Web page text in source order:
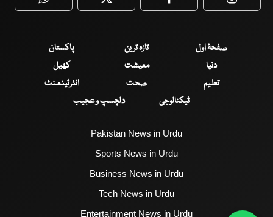
WhatsApp Twitter Facebook
صفحۂ اول تازہ ترین
پاکستان
دنیا
معیشت
کھیل
تعلیم
صحت
انٹرٹینمنٹ
ٹیکنالوجی
دلچسپ و عجیب
Pakistan News in Urdu
Sports News in Urdu
Business News in Urdu
Tech News in Urdu
Entertainment News in Urdu